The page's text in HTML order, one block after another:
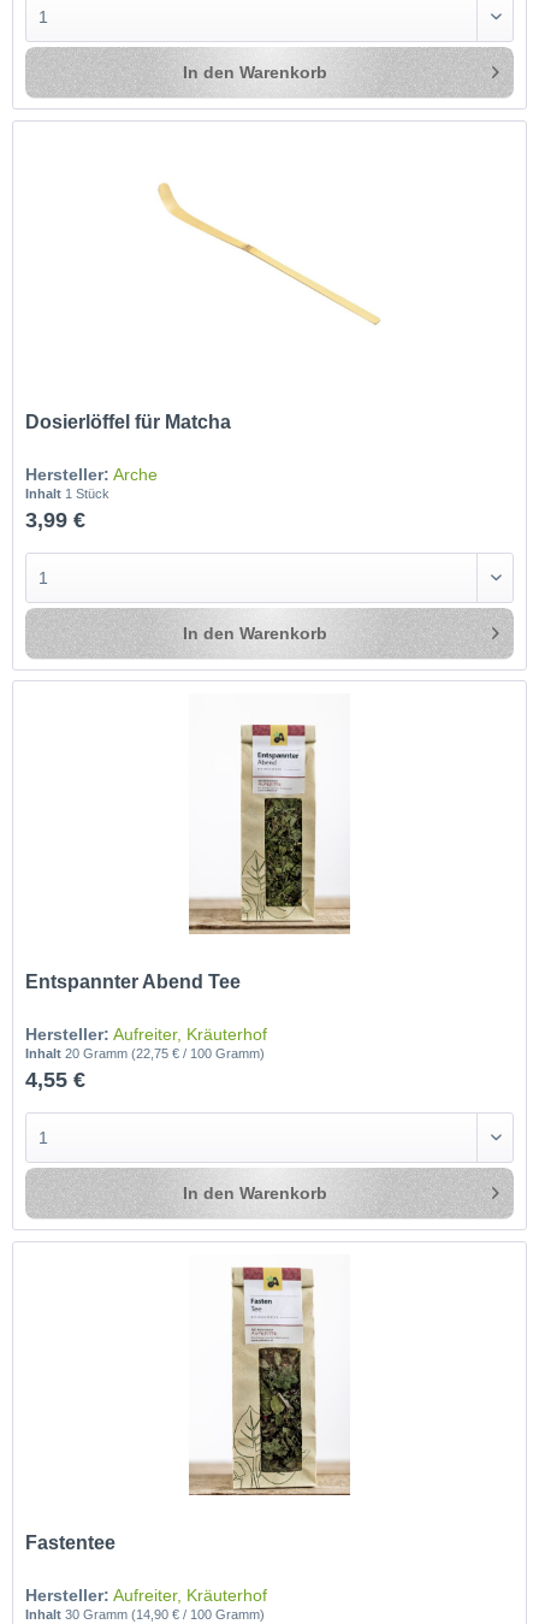
In den Warenkorb
Dosierlöffel für Matcha
Hersteller: Arche
Inhalt 1 Stück
3,99 €
In den Warenkorb
Entspannter Abend Tee
Hersteller: Aufreiter, Kräuterhof
Inhalt20 Gramm(22,75 € / 100 Gramm)
4,55 €
In den Warenkorb
Fastentee
Hersteller: Aufreiter, Kräuterhof
Inhalt30 Gramm(14,90 € / 100 Gramm)